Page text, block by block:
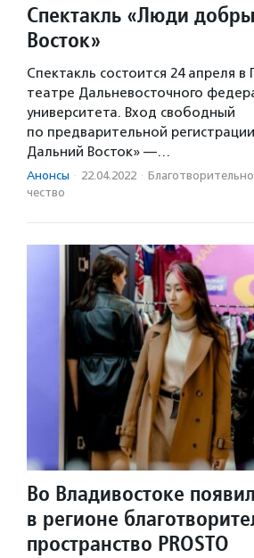
Спектакль «Люди
Восток»
Спектакль состоится 24 апреля в
театре Дальневосточного
университета. Вход свободный
по предварительной
Дальний Восток» —…
Анонсы · 22.04.2022 ·
чест­во
Во Владивостоке
в регионе
пространство PROSTO